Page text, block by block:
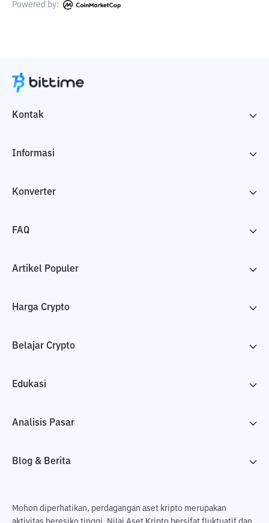
Powered by:
Kontak
Informasi
Konverter
FAQ
Artikel Populer
Harga Crypto
Belajar Crypto
Edukasi
Analisis Pasar
Blog & Berita
Mohon diperhatikan, perdagangan aset kripto merupakan